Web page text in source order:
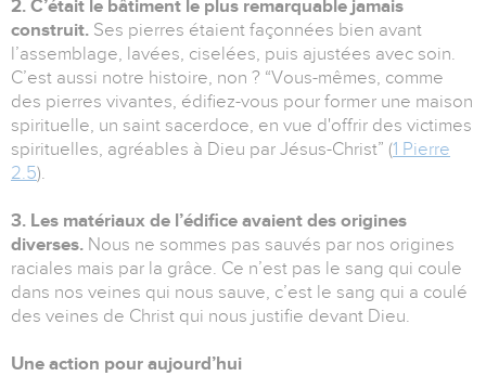
2. C’était le bâtiment le plus remarquable jamais
construit. Ses pierres étaient façonnées bien avant
l’assemblage, lavées, ciselées, puis ajustées avec soin.
C’est aussi notre histoire, non ? “Vous-mêmes, comme
des pierres vivantes, édifiez-vous pour former une maison
spirituelle, un saint sacerdoce, en vue d'offrir des victimes
spirituelles, agréables à Dieu par Jésus-Christ” (1 Pierre
2.5).
3. Les matériaux de l’édifice avaient des origines
diverses. Nous ne sommes pas sauvés par nos origines
raciales mais par la grâce. Ce n’est pas le sang qui coule
dans nos veines qui nous sauve, c’est le sang qui a coulé
des veines de Christ qui nous justifie devant Dieu.
Une action pour aujourd’hui